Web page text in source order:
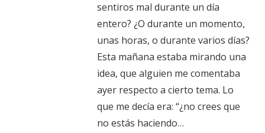
sentiros mal durante un día
entero? ¿O durante un momento,
unas horas, o durante varios días?
Esta mañana estaba mirando una
idea, que alguien me comentaba
ayer respecto a cierto tema. Lo
que me decía era: “¿no crees que
no estás haciendo…